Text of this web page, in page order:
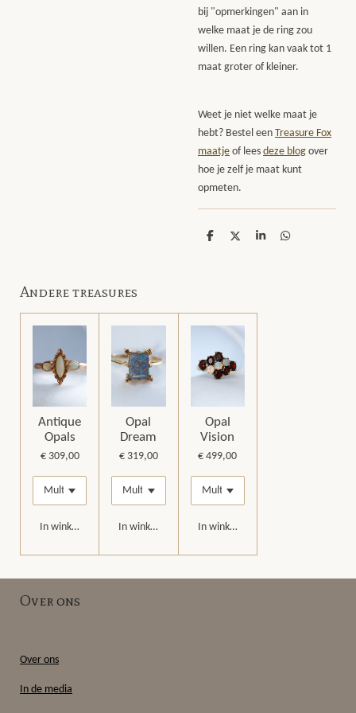
bij "opmerkingen" aan in
welke maat je de ring zou
willen. Een ring kan vaak tot 1
maat groter of kleiner.
Weet je niet welke maat je
hebt? Bestel een Treasure Fox
maatje of lees deze blog over
hoe je zelf je maat kunt
opmeten.
D
D
S
D
Andere treasures
Antique
Opals
€ 309,00
In winkelwagen
Opal
Dream
€ 319,00
In winkelwagen
Opal
Vision
€ 499,00
In winkelwagen
Over ons
Over ons
In de media